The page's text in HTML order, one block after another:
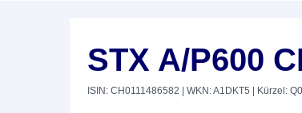
STX A/P600
ISIN: CH0111486582 | WKN: A1DKT5 | Kürzel: